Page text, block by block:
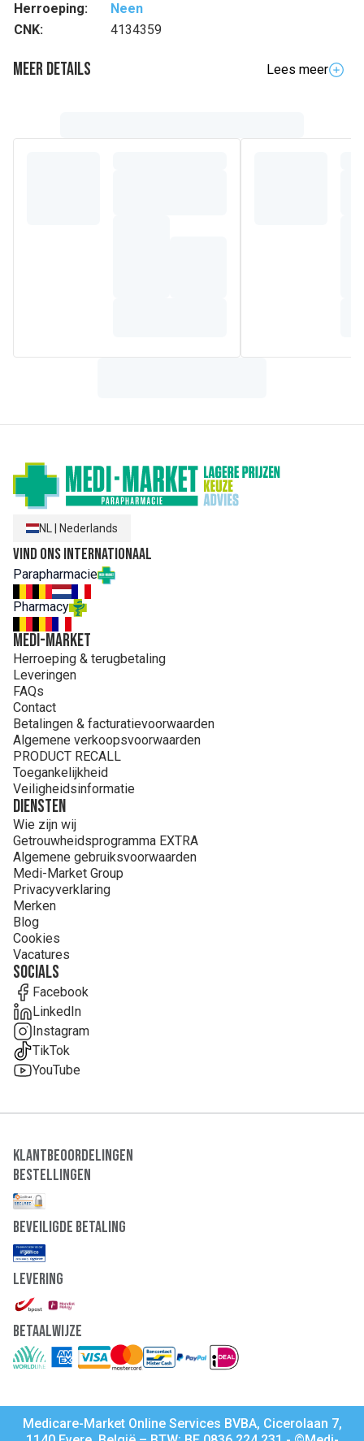
Herroeping:
Neen
CNK:
4134359
Meer details
Lees meer
ideaal voor overdag en 's nachts. In tegenstelling tot
onafhankelijk, actief dagelijks leven.
NL Nederlands
Vind ons internationaal
Parapharmacie
Pharmacy
MEDI-MARKET
Herroeping & terugbetaling
Leveringen
FAQs
Contact
Betalingen & facturatievoorwaarden
Algemene verkoopsvoorwaarden
PRODUCT RECALL
Toegankelijkheid
Veiligheidsinformatie
Diensten
Wie zijn wij
Getrouwheidsprogramma EXTRA
Algemene gebruiksvoorwaarden
Medi-Market Group
Privacyverklaring
Merken
Blog
Cookies
Vacatures
Socials
Facebook
LinkedIn
Instagram
TikTok
YouTube
Klantbeoordelingen
Bestellingen
Beveiligde Betaling
Levering
Betaalwijze
Medicare-Market Online Services BVBA, Cicerolaan 7,